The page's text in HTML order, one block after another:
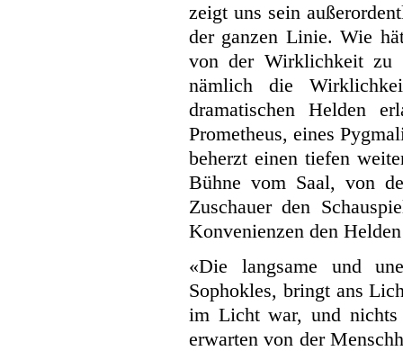
zeigt uns sein
der ganzen Linie. Wie
von der Wirklichkeit zu
nämlich die
dramatischen Helden
Prometheus, eines
beherzt einen tiefen
Bühne vom Saal, von
Zuschauer den
Konvenienzen den
«Die langsame und
Sophokles, bringt ans
im Licht war, und
erwarten von der